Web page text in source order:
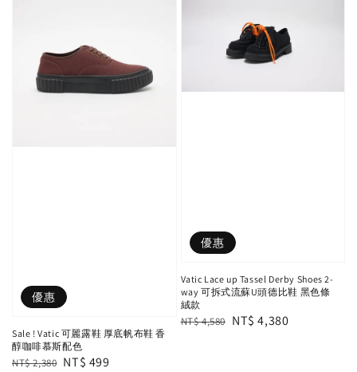
優惠
Sale ! Vatic 可麗露鞋 厚底帆布鞋 香
醇咖啡慕斯配色
Regular
NT$ 2,380 Sale
NT$ 499
優惠
Vatic Lace up Tassel Derby Shoes 2-
way 可拆式流蘇U頭德比鞋 黑色條
絨款
Regular
NT$ 4,580 Sale
NT$ 4,380